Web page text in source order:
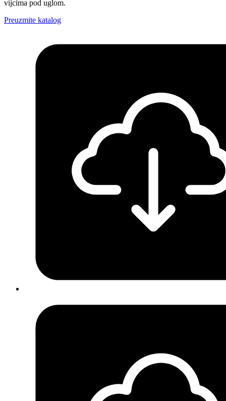
vijcima pod uglom.
Preuzmite katalog